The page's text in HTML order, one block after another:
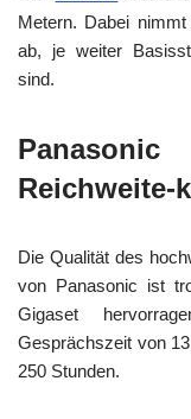
Metern. Dabei
ab, je weiter
sind.
Reichweite-
Die Qualität des
von Panasonic ist
Gigaset
Gesprächszeit von
250 Stunden.